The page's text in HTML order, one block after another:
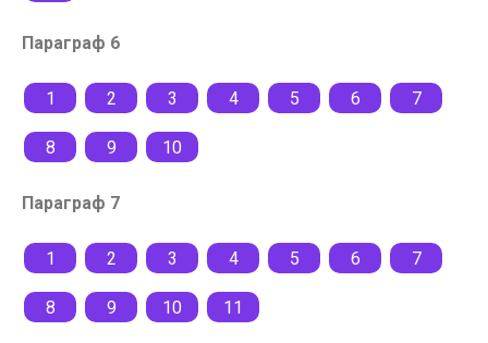
Параграф 6
1 2 3 4 5 6 7
8 9 10
Параграф 7
1 2 3 4 5 6 7
8 9 10 11